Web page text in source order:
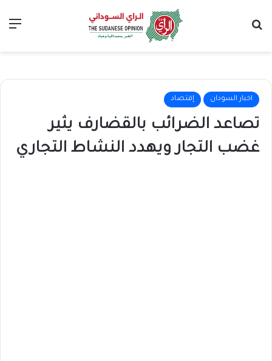
اخبار السودان إقتصاد
تصاعد الضرائب بالقضارف يثير
غضب التجار ويهدد النشاط التجاري